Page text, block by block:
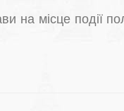
на місце події